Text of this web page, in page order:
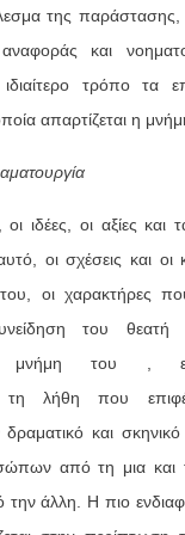
της
αναφοράς και
τρόπο τα
απαρτίζεται η
ιδέες, οι αξίες και
οι σχέσεις και οι
οι χαρακτήρες
του θεατή
μνήμη του ,
τη λήθη που
και
από τη μια και
άλλη. Η πιο